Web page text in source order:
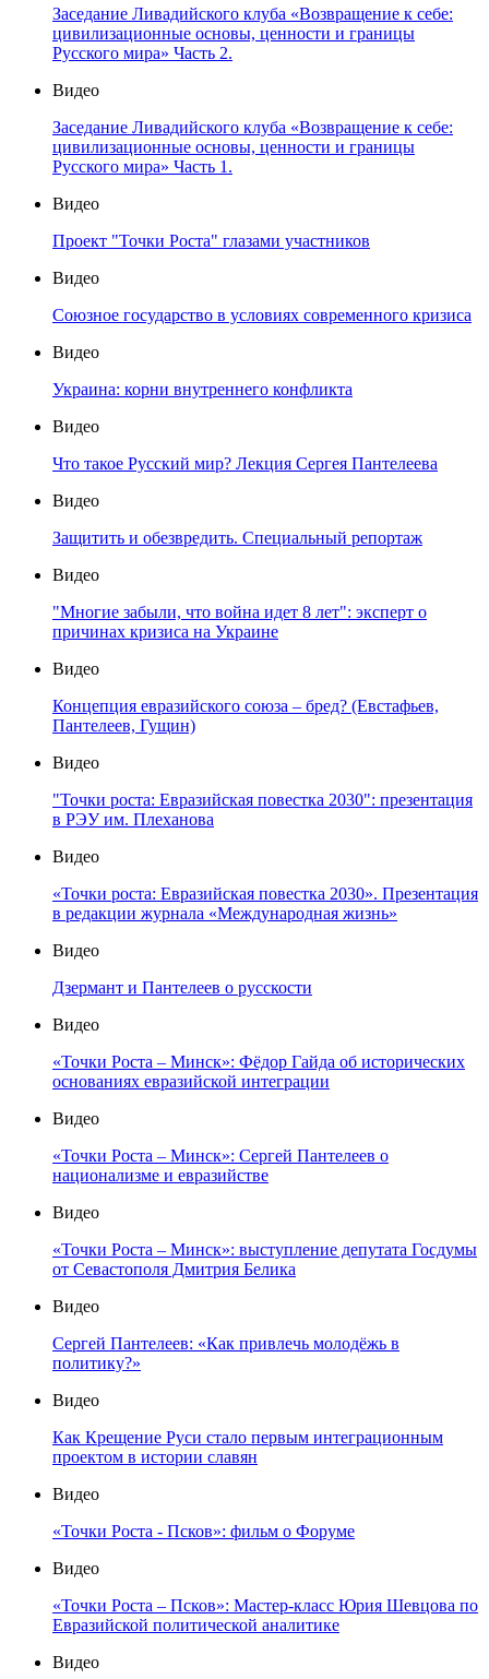
Заседание Ливадийского клуба «Возвращение к себе:
цивилизационные основы, ценности и границы
Русского мира» Часть 2.
Видео
Заседание Ливадийского клуба «Возвращение к себе:
цивилизационные основы, ценности и границы
Русского мира» Часть 1.
Видео
Проект "Точки Роста" глазами участников
Видео
Союзное государство в условиях современного кризиса
Видео
Украина: корни внутреннего конфликта
Видео
Что такое Русский мир? Лекция Сергея Пантелеева
Видео
Защитить и обезвредить. Специальный репортаж
Видео
"Многие забыли, что война идет 8 лет": эксперт о
причинах кризиса на Украине
Видео
Концепция евразийского союза – бред? (Евстафьев,
Пантелеев, Гущин)
Видео
"Точки роста: Евразийская повестка 2030": презентация
в РЭУ им. Плеханова
Видео
«Точки роста: Евразийская повестка 2030». Презентация
в редакции журнала «Международная жизнь»
Видео
Дзермант и Пантелеев о русскости
Видео
«Точки Роста – Минск»: Фёдор Гайда об исторических
основаниях евразийской интеграции
Видео
«Точки Роста – Минск»: Сергей Пантелеев о
национализме и евразийстве
Видео
«Точки Роста – Минск»: выступление депутата Госдумы
от Севастополя Дмитрия Белика
Видео
Сергей Пантелеев: «Как привлечь молодёжь в
политику?»
Видео
Как Крещение Руси стало первым интеграционным
проектом в истории славян
Видео
«Точки Роста - Псков»: фильм о Форуме
Видео
«Точки Роста – Псков»: Мастер-класс Юрия Шевцова по
Евразийской политической аналитике
Видео